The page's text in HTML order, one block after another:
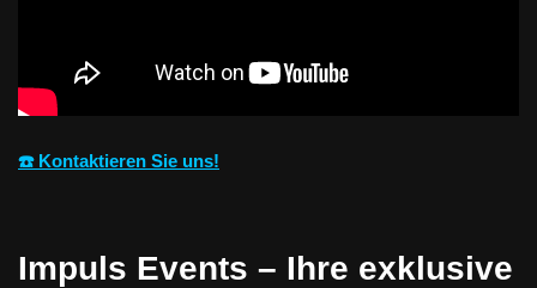
☎️ Kontaktieren Sie uns!
Impuls Events – Ihre exklusive